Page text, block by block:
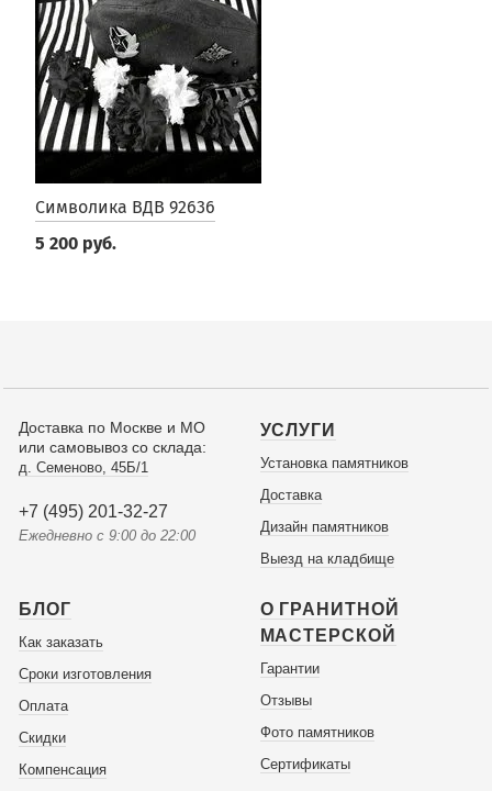
Символика ВДВ 92636
5 200 руб.
Доставка по Москве и МО
или самовывоз со склада:
д. Семеново, 45Б/1
+7 (495) 201-32-27
Ежедневно с 9:00 до 22:00
УСЛУГИ
Установка памятников
Доставка
Дизайн памятников
Выезд на кладбище
БЛОГ
Как заказать
Сроки изготовления
Оплата
Скидки
Компенсация
О ГРАНИТНОЙ
МАСТЕРСКОЙ
Гарантии
Отзывы
Фото памятников
Сертификаты